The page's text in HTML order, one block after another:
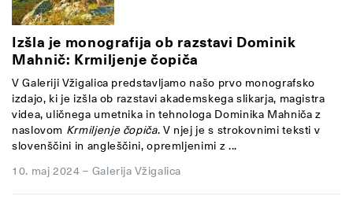
Izšla je monografija ob razstavi Dominik
Mahnič: Krmiljenje čopiča
V Galeriji Vžigalica predstavljamo našo prvo monografsko
izdajo, ki je izšla ob razstavi akademskega slikarja, magistra
videa, uličnega umetnika in tehnologa Dominika Mahniča z
naslovom Krmiljenje čopiča. V njej je s strokovnimi teksti v
slovenščini in angleščini, opremljenimi z ...
10. maj 2024 – Galerija Vžigalica